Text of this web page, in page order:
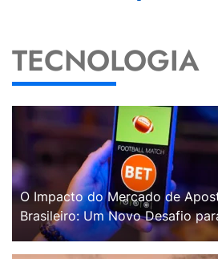
TECNOLOGIA
O Impacto do Mercado de
Brasileiro: Um Novo Desafio